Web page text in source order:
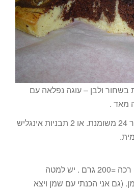
בשחור ולבן – עוגה נפלאה עם
מאד .
תבנית עגולה קפיץ מספר 24 משומנת. או 2 תבניות אינגליש
חבילה מרגרינה / חמאה רכה =200 גרם . יש למטה
(גם אני הכנתי עם שמן ויצא